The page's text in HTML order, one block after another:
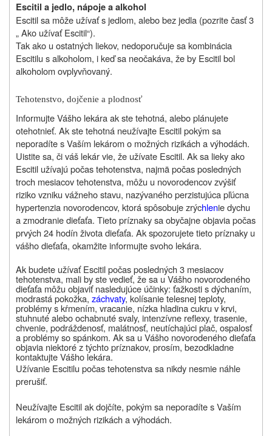
Escitil a jedlo, nápoje a alkohol
Escitil sa môže užívať s jedlom, alebo bez jedla (pozrite časť 3
„ Ako užívať Escitil“).
Tak ako u ostatných liekov, nedoporučuje sa kombinácia
Escitilu s alkoholom, i keď sa neočakáva, že by Escitil bol
alkoholom ovplyvňovaný.
Tehotenstvo, dojčenie a plodnosť
Informujte Vášho lekára ak ste tehotná, alebo plánujete
otehotnieť. Ak ste tehotná neužívajte Escitil pokým sa
neporadíte s Vaším lekárom o možných rizikách a výhodách.
Uistite sa, či váš lekár vie, že užívate Escitil. Ak sa lieky ako
Escitil užívajú počas tehotenstva, najmä počas posledných
troch mesiacov tehotenstva, môžu u novorodencov zvýšiť
riziko vzniku vážneho stavu, nazývaného perzistujúca pľúcna
hypertenzia novorodencov, ktorá spôsobuje zrýchlenie dychu
a zmodranie dieťaťa. Tieto príznaky sa obyčajne objavia počas
prvých 24 hodín života dieťaťa. Ak spozorujete tieto príznaky u
vášho dieťaťa, okamžite informujte svoho lekára.
Ak budete užívať Escitil počas posledných 3 mesiacov
tehotenstva, mali by ste vedieť, že sa u Vášho novorodeného
dieťaťa môžu objaviť nasledujúce účinky: ťažkosti s dýchaním,
modrastá pokožka, záchvaty, kolísanie telesnej teploty,
problémy s kŕmením, vracanie, nízka hladina cukru v krvi,
stuhnuté alebo ochabnuté svaly, intenzívne reflexy, trasenie,
chvenie, podráždenosť, malátnosť, neutíchajúci plač, ospalosť
a problémy so spánkom. Ak sa u Vášho novorodeného dieťaťa
objavia niektoré z týchto príznakov, prosím, bezodkladne
kontaktujte Vášho lekára.
Užívanie Escitilu počas tehotenstva sa nikdy nesmie náhle
prerušiť.
Neužívajte Escitil ak dojčíte, pokým sa neporadíte s Vaším
lekárom o možných rizikách a výhodách.